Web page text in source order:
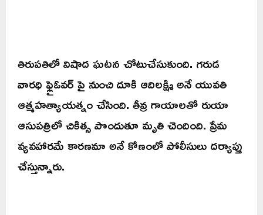
తిరుపతిలో విషాద ఘటన చోటుచేసుకుంది. గరుడ
వారధి ఫ్లైఓవర్ పై నుంచి దూకి ఆదిలక్ష్మి అనే యువతి
ఆత్మహత్యాయత్నం చేసింది. తీవ్ర గాయాలతో రుయా
ఆసుపత్రిలో చికిత్స పొందుతూ మృతి చెందింది. ప్రేమ
వ్యవహారమే కారణమా అనే కోణంలో పోలీసులు దర్యాప్తు
చేస్తున్నారు.